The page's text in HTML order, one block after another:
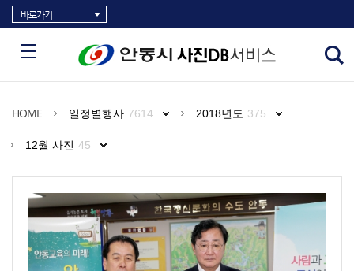
바로가기
HOME 일정별행사 7614 2018년도 375
12월 사진 45